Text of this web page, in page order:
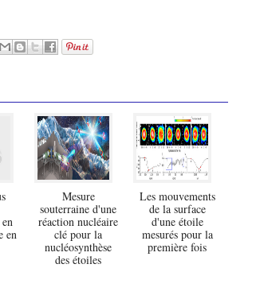
en
Mesure
souterraine d'une
réaction nucléaire
clé pour la
nucléosynthèse
des étoiles
Les mouvements
de la surface
d'une étoile
mesurés pour la
première fois